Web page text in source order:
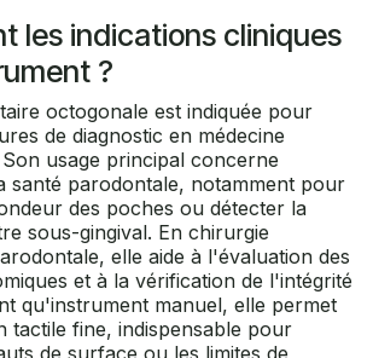
les indications cliniques
?
octogonale est indiquée pour
de diagnostic en médecine
usage principal concerne
santé parodontale, notamment pour
des poches ou détecter la
sous-gingival. En chirurgie
elle aide à l'évaluation des
et à la vérification de l'intégrité
qu'instrument manuel, elle permet
tactile fine, indispensable pour